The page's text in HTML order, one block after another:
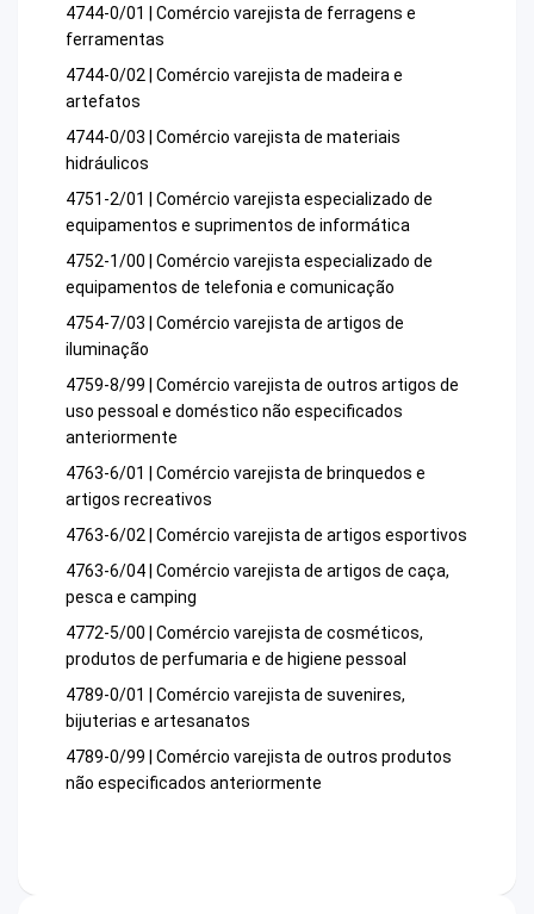
4744-0/01 | Comércio varejista de ferragens e
ferramentas
4744-0/02 | Comércio varejista de madeira e
artefatos
4744-0/03 | Comércio varejista de materiais
hidráulicos
4751-2/01 | Comércio varejista especializado de
equipamentos e suprimentos de informática
4752-1/00 | Comércio varejista especializado de
equipamentos de telefonia e comunicação
4754-7/03 | Comércio varejista de artigos de
iluminação
4759-8/99 | Comércio varejista de outros artigos de
uso pessoal e doméstico não especificados
anteriormente
4763-6/01 | Comércio varejista de brinquedos e
artigos recreativos
4763-6/02 | Comércio varejista de artigos esportivos
4763-6/04 | Comércio varejista de artigos de caça,
pesca e camping
4772-5/00 | Comércio varejista de cosméticos,
produtos de perfumaria e de higiene pessoal
4789-0/01 | Comércio varejista de suvenires,
bijuterias e artesanatos
4789-0/99 | Comércio varejista de outros produtos
não especificados anteriormente